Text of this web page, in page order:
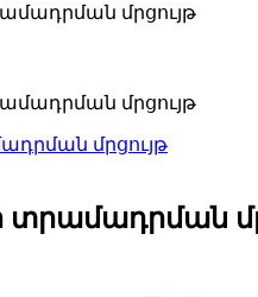
մրցույթ
մրցույթ
տրամադրման